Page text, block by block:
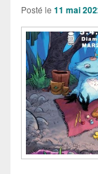
Posté le 11 mai